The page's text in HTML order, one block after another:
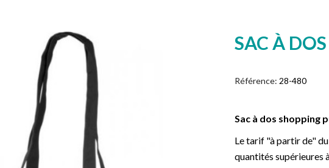
SAC À
Référence: 28-480
Sac à dos shopping
Le tarif "à partir de" du
quantités supérieures